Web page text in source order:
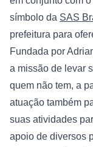
símbolo da SAS
prefeitura para
Fundada por
a missão de levar
quem não tem, a
atuação também
suas atividades
apoio de diversos